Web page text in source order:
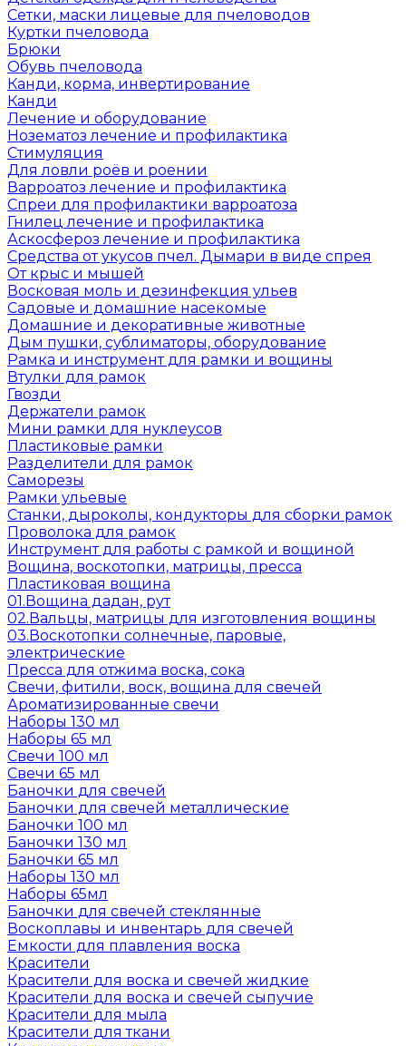
Сетки, маски лицевые для пчеловодов
Куртки пчеловода
Брюки
Обувь пчеловода
Канди, корма, инвертирование
Канди
Лечение и оборудование
Нозематоз лечение и профилактика
Стимуляция
Для ловли роёв и роении
Варроатоз лечение и профилактика
Спреи для профилактики варроатоза
Гнилец лечение и профилактика
Аскосфероз лечение и профилактика
Средства от укусов пчел. Дымари в виде спрея
От крыс и мышей
Восковая моль и дезинфекция ульев
Садовые и домашние насекомые
Домашние и декоративные животные
Дым пушки, сублиматоры, оборудование
Рамка и инструмент для рамки и вощины
Втулки для рамок
Гвозди
Держатели рамок
Мини рамки для нуклеусов
Пластиковые рамки
Разделители для рамок
Саморезы
Рамки ульевые
Станки, дыроколы, кондукторы для сборки рамок
Проволока для рамок
Инструмент для работы с рамкой и вощиной
Вощина, воскотопки, матрицы, пресса
Пластиковая вощина
01.Вощина дадан, рут
02.Вальцы, матрицы для изготовления вощины
03.Воскотопки солнечные, паровые,
электрические
Пресса для отжима воска, сока
Свечи, фитили, воск, вощина для свечей
Ароматизированные свечи
Наборы 130 мл
Наборы 65 мл
Свечи 100 мл
Свечи 65 мл
Баночки для свечей
Баночки для свечей металлические
Баночки 100 мл
Баночки 130 мл
Баночки 65 мл
Наборы 130 мл
Наборы 65мл
Баночки для свечей стеклянные
Воскоплавы и инвентарь для свечей
Емкости для плавления воска
Красители
Красители для воска и свечей жидкие
Красители для воска и свечей сыпучие
Красители для мыла
Красители для ткани